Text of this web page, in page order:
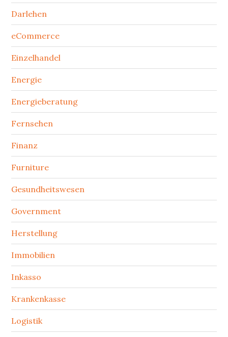
Darlehen
eCommerce
Einzelhandel
Energie
Energieberatung
Fernsehen
Finanz
Furniture
Gesundheitswesen
Government
Herstellung
Immobilien
Inkasso
Krankenkasse
Logistik